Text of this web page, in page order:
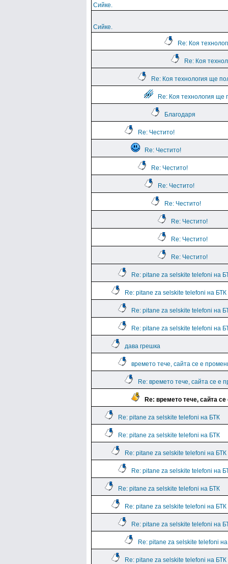
Сийке.
Сийке.
Re: Коя
Re: Коя
Re: Коя технология ще
Re: Коя технология ще
Благодаря
Re: Честито!
Re: Честито!
Re: Честито!
Re: Честито!
Re: Честито!
Re: Честито!
Re: Честито!
Re: Честито!
Re: pitane za selskite telefoni на
Re: pitane za selskite telefoni на
Re: pitane za selskite telefoni на
Re: pitane za selskite telefoni на
дава грешка
времето тече, сайта се е
Re: времето тече, сайта се е
Re: времето тече, сайта
Re: pitane za selskite telefoni на БТК
Re: pitane za selskite telefoni на БТК
Re: pitane za selskite telefoni на БТК
Re: pitane za selskite telefoni на
Re: pitane za selskite telefoni на БТК
Re: pitane za selskite telefoni на БТК
Re: pitane za selskite telefoni на
Re: pitane za selskite telefoni
Re: pitane za selskite telefoni на БТК